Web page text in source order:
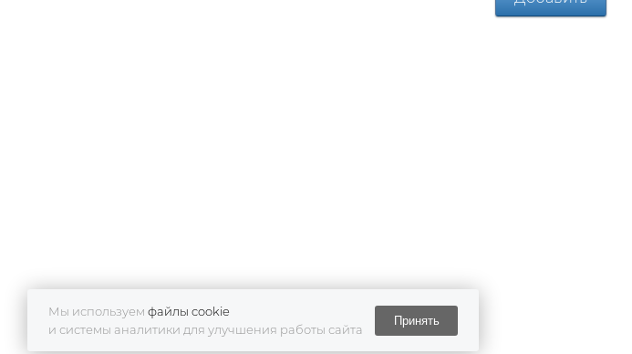
Мы используем файлы cookie
и системы аналитики для улучшения работы сайта
Принять